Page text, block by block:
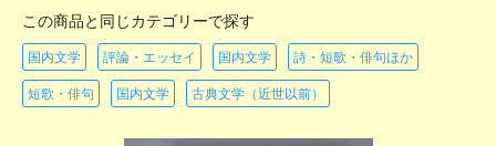
この商品と同じカテゴリーで探す
国内文学 評論・エッセイ 国内文学 詩・短歌・俳句ほか
短歌・俳句 国内文学 古典文学（近世以前）